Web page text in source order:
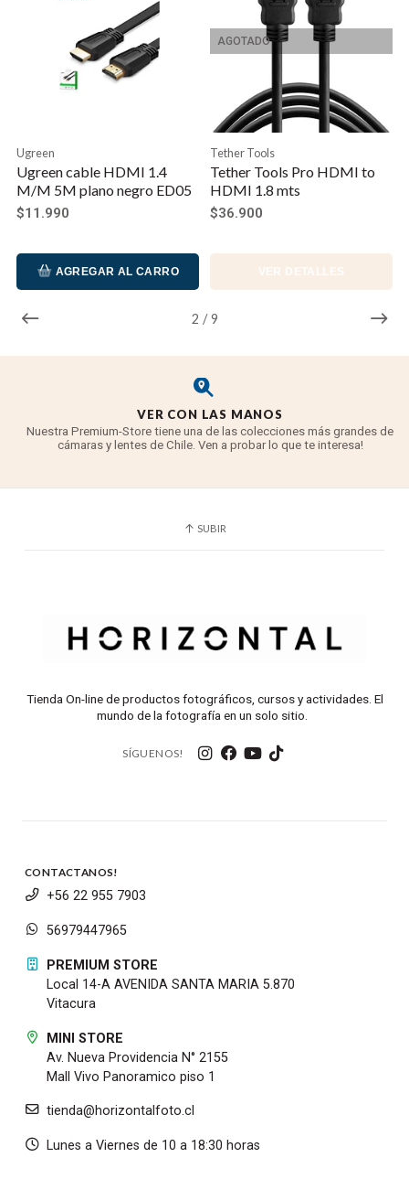
2 / 9
Ugreen
Ugreen cable HDMI 1.4
M/M 5M plano negro ED05
$11.990
AGREGAR AL CARRO
AGOTADO
Tether Tools
Tether Tools Pro HDMI to
HDMI 1.8 mts
$36.900
VER DETALLES
VER CON LAS MANOS
Nuestra Premium-Store tiene una de las colecciones más grandes de
cámaras y lentes de Chile. Ven a probar lo que te interesa!
SUBIR
Tienda On-line de productos fotográficos, cursos y actividades. El
mundo de la fotografía en un solo sitio.
SÍGUENOS!
CONTACTANOS!
+56 22 955 7903
56979447965
PREMIUM STORE
Local 14-A AVENIDA SANTA MARIA 5.870
Vitacura
MINI STORE
Av. Nueva Providencia N° 2155
Mall Vivo Panoramico piso 1
tienda@horizontalfoto.cl
Lunes a Viernes de 10 a 18:30 horas